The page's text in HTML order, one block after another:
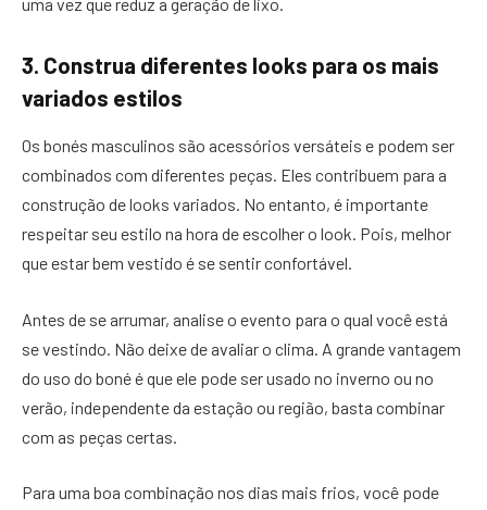
3. Construa diferentes looks para os mais
variados estilos
Os bonés masculinos são acessórios versáteis e podem ser
combinados com diferentes peças. Eles contribuem para a
construção de looks variados. No entanto, é importante
respeitar seu estilo na hora de escolher o look. Pois, melhor
que estar bem vestido é se sentir confortável.
Antes de se arrumar, analise o evento para o qual você está
se vestindo. Não deixe de avaliar o clima. A grande vantagem
do uso do boné é que ele pode ser usado no inverno ou no
verão, independente da estação ou região, basta combinar
com as peças certas.
Para uma boa combinação nos dias mais frios, você pode